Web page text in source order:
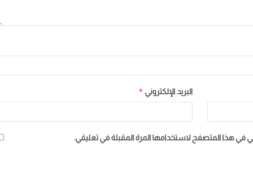
البريد الإلكتروني *
في هذا المتصفح لاستخدامها المرة المقبلة في تعليقي.